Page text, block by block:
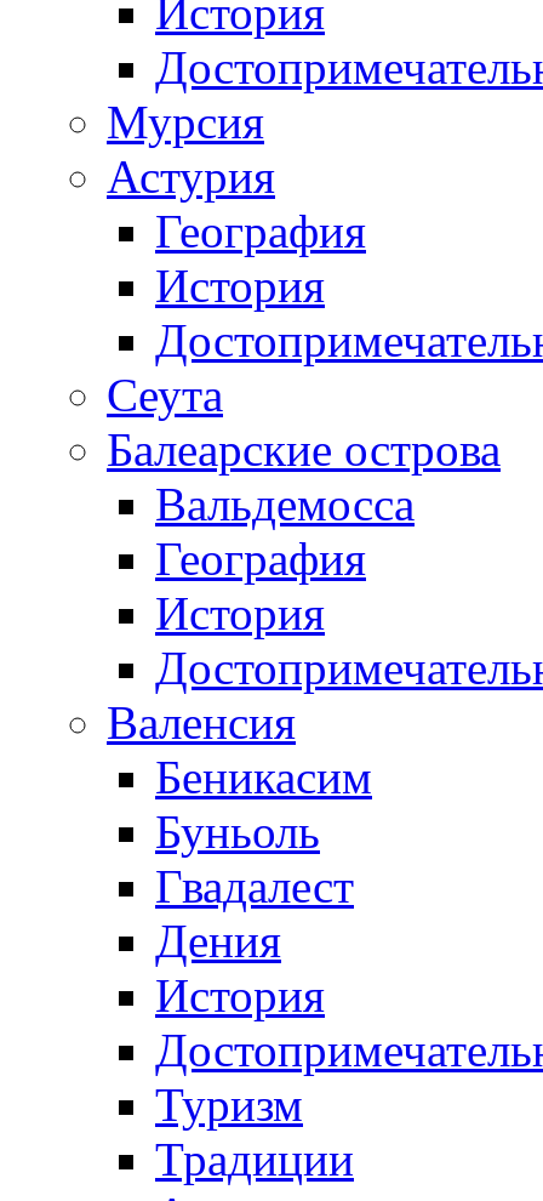
История
Мурсия
Астурия
География
История
Сеута
Балеарские острова
Вальдемосса
География
История
Валенсия
Беникасим
Буньоль
Гвадалест
Дения
История
Туризм
Традиции